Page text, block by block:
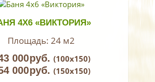
4Х6 «ВИКТОРИЯ»
Площадь: 24 м2
000руб. (100х150)
000руб. (150х150)